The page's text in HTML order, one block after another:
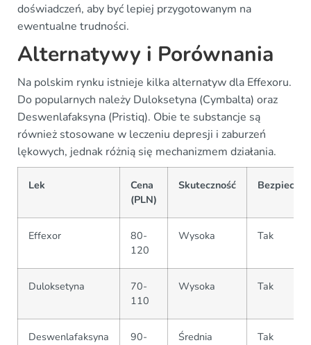
doświadczeń, aby być lepiej przygotowanym na
ewentualne trudności.
Alternatywy i Porównania
Na polskim rynku istnieje kilka alternatyw dla Effexoru.
Do popularnych należy Duloksetyna (Cymbalta) oraz
Deswenlafaksyna (Pristiq). Obie te substancje są
również stosowane w leczeniu depresji i zaburzeń
lękowych, jednak różnią się mechanizmem działania.
Lek
Cena
(PLN)
Skuteczność
Effexor
80-
120
Wysoka Tak
Duloksetyna
70-
110
Wysoka Tak
Deswenlafaksyna
90-
Średnia Tak